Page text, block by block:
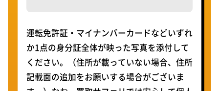
運転免許証・マイナンバーカードなどいずれ
か1点の身分証全体が映った写真を添付して
ください。（住所が載っていない場合、住所
記載面の追加をお願いする場合がございま